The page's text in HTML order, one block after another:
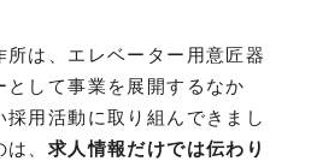
は、エレベーター用意匠器
して事業を展開するなか
用活動に取り組んできまし
、 求人情報だけでは伝わり